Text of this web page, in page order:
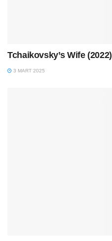
Tchaikovsky’s Wife (2022)
3 MART 2025